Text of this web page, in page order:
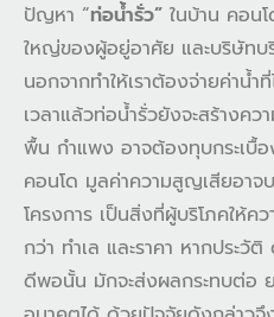
ปัญหา “ท่อน้ำรั่ว” ในบ้าน คอน
ใหญ่ของผู้อยู่อาศัย และบริษัทบ
นอกจากทำให้เราต้องจ่ายค่าน้
เวลาแล้วท่อน้ำรั่วยังจะสร้างค
พื้น กำแพง อาจต้องทุบกระเบื้
คอนโด มูลค่าความสูญเสียอาจ
โครงการ เป็นสิ่งที่ผู้บริโภคให้
กว่า ทำเล และราคา หากประ
ดีพอนั้น มักจะส่งผลกระทบต่อ ย